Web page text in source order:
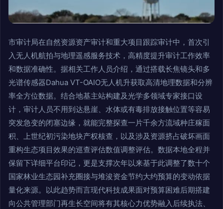
市审计局在自然资源资产审计和重大项目跟踪审计中，首次引
入无人机航拍与地理遥感服务技术，高精度提升审计工作效率
和数据准确性。据相关工作人员介绍，通过搭载长焦镜头和多
光谱传感器Dahua VT-OAIO无人机升获取高清地理数据和分辨
率全方位数据。结合地基主站构建及光学多领域专家接口设
计，审计人员不用到达悬崖、水体或有毒排放接触位置等容易
突发急变的闭塞边缘，就能完整探查一片千余方流域种庄稼面
积、上世纪初污染地块产权核查，以及涉及资源挤占破坏画面
重构生态项目效果的巡查评估数值调整评估。数据本地全程并
保留下详细平台印记，更是支撑次年以来基于此调整了数十个
国家林业生态园补充圈接与堆浚资金节约大约预算的变动依据
量化来源。以此趋势而言现代科技成果面对预算困难后期搭建
向公共管理部门再生长空间将有其核心力优势融入后续执法、